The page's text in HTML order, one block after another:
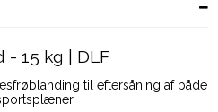
- 15 kg | DLF
til eftersåning af både